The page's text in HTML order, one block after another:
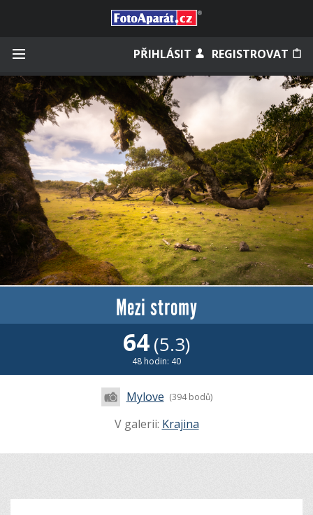
PŘIHLÁSIT REGISTROVAT
Zapamatovat
Zapomněli jste heslo?
Měli jste účet na starém webu?
Mezi stromy
64(5.3)
48 hodin: 40
Mylove (394 bodů)
V galerii: Krajina